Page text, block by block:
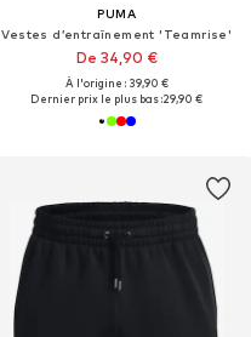
PUMA
Vestes d’entraînement 'Teamrise'
De 34,90 €
À l'origine : 39,90 €
Dernier prix le plus bas :29,90 €